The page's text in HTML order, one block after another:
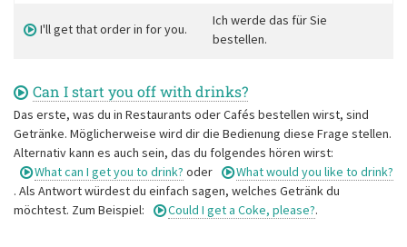
I'll get that order in for you.
Ich werde das für Sie
bestellen.
Can I start you off with drinks?
Das erste, was du in Restaurants oder Cafés bestellen wirst, sind
Getränke. Möglicherweise wird dir die Bedienung diese Frage stellen.
Alternativ kann es auch sein, das du folgendes hören wirst:
What can I get you to drink? oder
What would you like to drink?
. Als Antwort würdest du einfach sagen, welches Getränk du
möchtest. Zum Beispiel:
Could I get a Coke, please?.